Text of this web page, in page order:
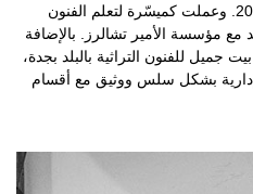
انضمامها إلى فن جميل في عام 2020. وعملت كميسّرة لتعلم الفنون
مع مؤسسة الأمير تشالرز. بالإضافة
جميل للفنون التراثية بالبلد بجدة،
بشكل سلس ووثيق مع أقسام